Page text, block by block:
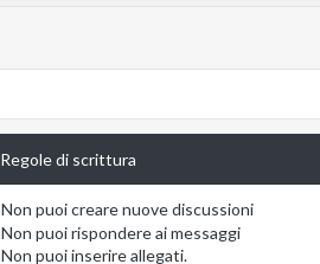
Regole di scrittura
Non puoicreare nuove discussioni
Non puoirispondere ai messaggi
Non puoiinserire allegati.